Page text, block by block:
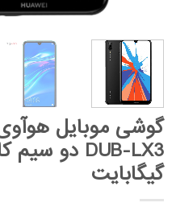
گیگابایت